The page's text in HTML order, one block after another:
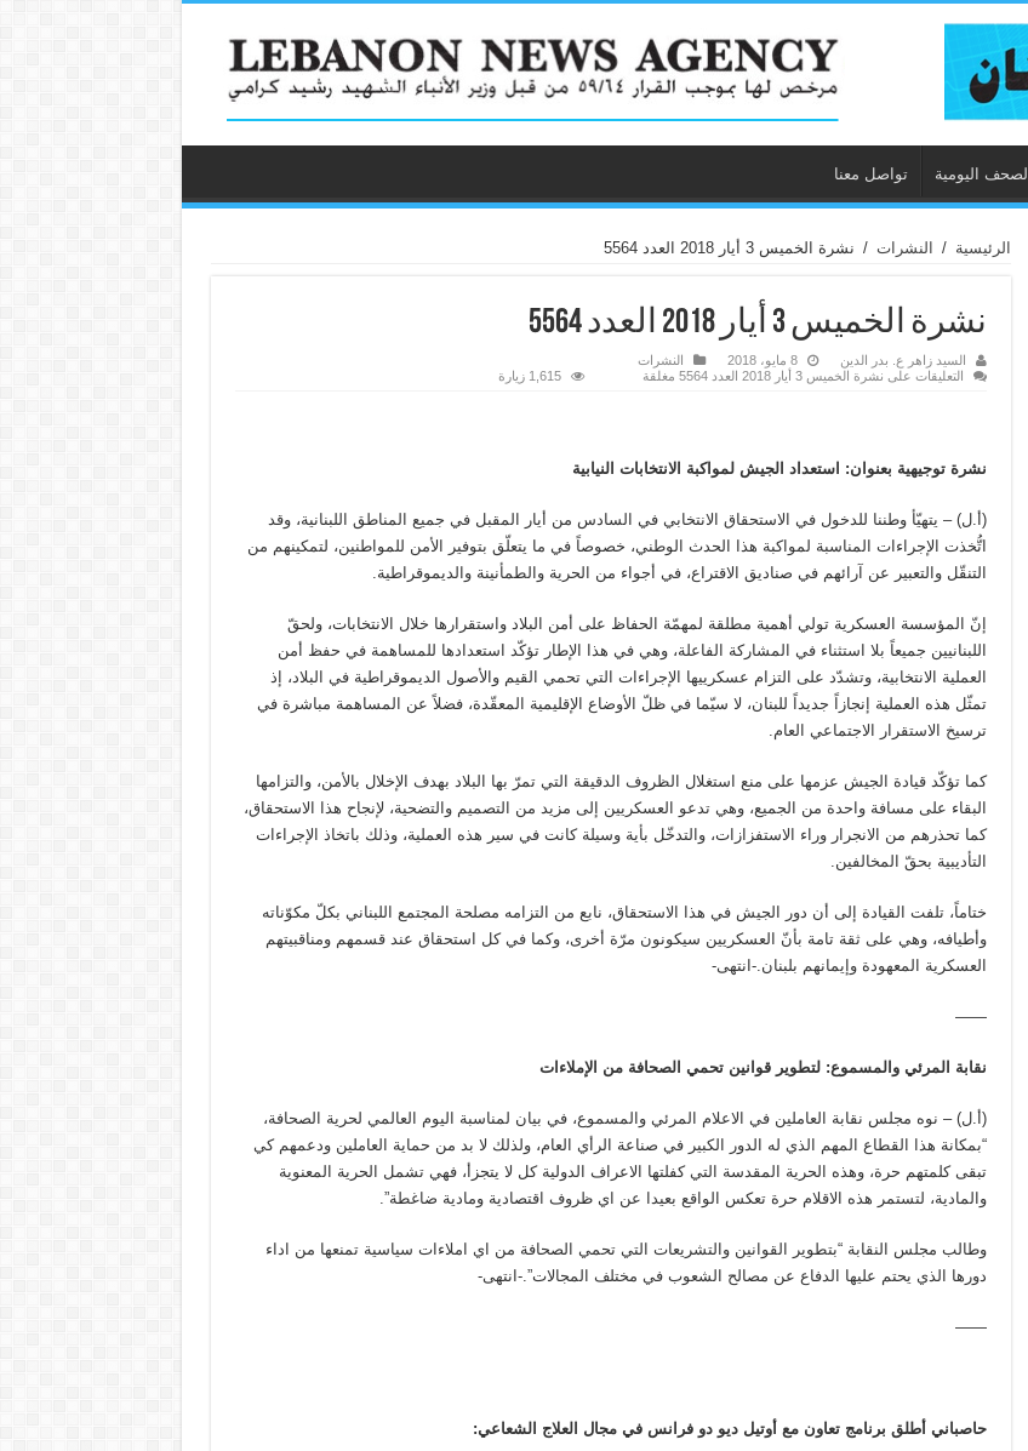
الصحف اليومية تواصل معنا
الرئيسية / النشرات / نشرة الخميس 3 أيار 2018 العدد 5564
نشرة الخميس 3 أيار 2018 العدد 5564
السيد زاهر ع. بدر الدين 8 مايو، 2018
النشرات
التعليقات على نشرة الخميس 3 أيار 2018 العدد 5564 مغلقة 1,615 زيارة
نشرة توجيهية بعنوان: استعداد الجيش لمواكبة الانتخابات النيابية
(أ.ل) – يتهيّأ وطننا للدخول في الاستحقاق الانتخابي في السادس من أيار المقبل في جميع المناطق اللبنانية، وقد
اتُّخذت الإجراءات المناسبة لمواكبة هذا الحدث الوطني، خصوصاً في ما يتعلّق بتوفير الأمن للمواطنين، لتمكينهم من
التنقّل والتعبير عن آرائهم في صناديق الاقتراع، في أجواء من الحرية والطمأنينة والديموقراطية.
إنّ المؤسسة العسكرية تولي أهمية مطلقة لمهمّة الحفاظ على أمن البلاد واستقرارها خلال الانتخابات، ولحقّ
اللبنانيين جميعاً بلا استثناء في المشاركة الفاعلة، وهي في هذا الإطار تؤكّد استعدادها للمساهمة في حفظ أمن
العملية الانتخابية، وتشدّد على التزام عسكرييها الإجراءات التي تحمي القيم والأصول الديموقراطية في البلاد، إذ
تمثّل هذه العملية إنجازاً جديداً للبنان، لا سيّما في ظلّ الأوضاع الإقليمية المعقّدة، فضلاً عن المساهمة مباشرة في
ترسيخ الاستقرار الاجتماعي العام.
كما تؤكّد قيادة الجيش عزمها على منع استغلال الظروف الدقيقة التي تمرّ بها البلاد بهدف الإخلال بالأمن، والتزامها
البقاء على مسافة واحدة من الجميع، وهي تدعو العسكريين إلى مزيد من التصميم والتضحية، لإنجاح هذا الاستحقاق،
كما تحذرهم من الانجرار وراء الاستفزازات، والتدخّل بأية وسيلة كانت في سير هذه العملية، وذلك باتخاذ الإجراءات
التأديبية بحقّ المخالفين.
ختاماً، تلفت القيادة إلى أن دور الجيش في هذا الاستحقاق، نابع من التزامه مصلحة المجتمع اللبناني بكلّ مكوّناته
وأطيافه، وهي على ثقة تامة بأنّ العسكريين سيكونون مرّة أخرى، وكما في كل استحقاق عند قسمهم ومناقبيتهم
العسكرية المعهودة وإيمانهم بلبنان.-انتهى-
——
نقابة المرئي والمسموع: لتطوير قوانين تحمي الصحافة من الإملاءات
(أ.ل) – نوه مجلس نقابة العاملين في الاعلام المرئي والمسموع، في بيان لمناسبة اليوم العالمي لحرية الصحافة،
“بمكانة هذا القطاع المهم الذي له الدور الكبير في صناعة الرأي العام، ولذلك لا بد من حماية العاملين ودعمهم كي
تبقى كلمتهم حرة، وهذه الحرية المقدسة التي كفلتها الاعراف الدولية كل لا يتجزأ، فهي تشمل الحرية المعنوية
والمادية، لتستمر هذه الاقلام حرة تعكس الواقع بعيدا عن اي ظروف اقتصادية ومادية ضاغطة”.
وطالب مجلس النقابة “بتطوير القوانين والتشريعات التي تحمي الصحافة من اي املاءات سياسية تمنعها من اداء
دورها الذي يحتم عليها الدفاع عن مصالح الشعوب في مختلف المجالات”.-انتهى-
——
حاصباني أطلق برنامج تعاون مع أوتيل ديو دو فرانس في مجال العلاج الشعاعي: